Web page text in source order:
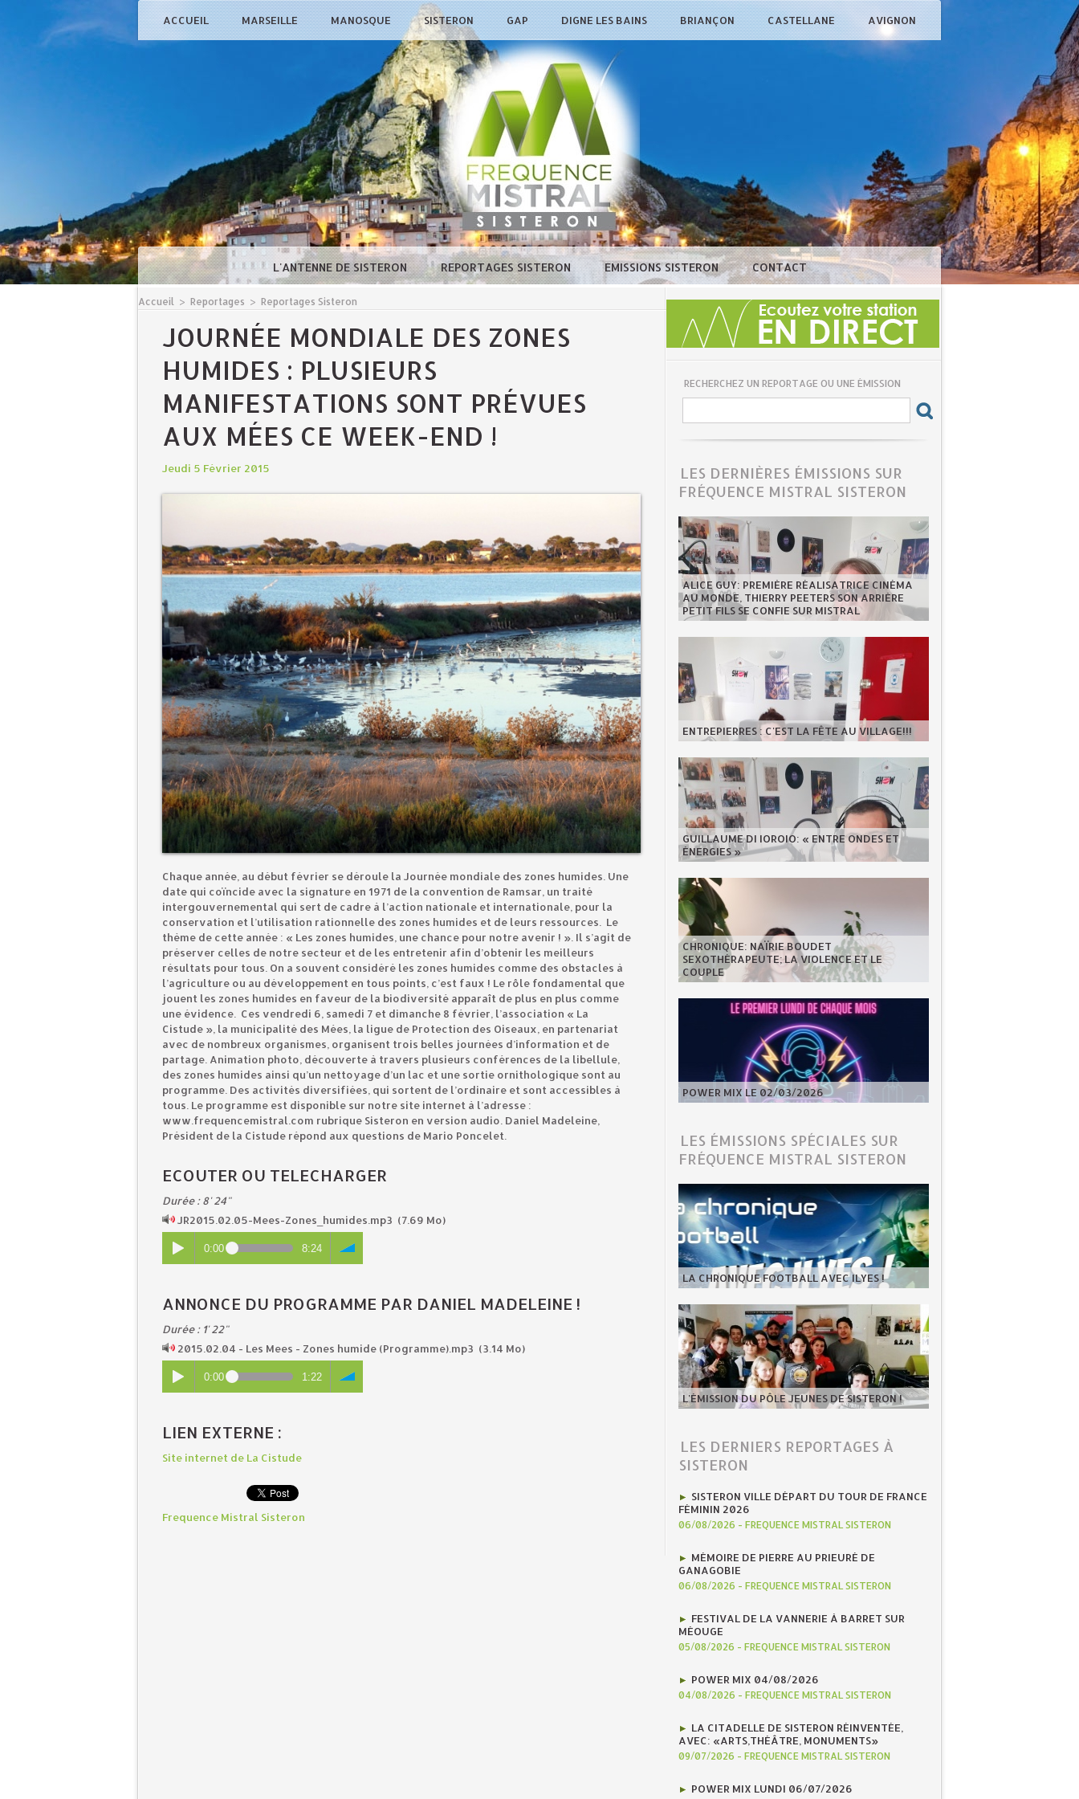
ACCUEIL MARSEILLE MANOSQUE SISTERON GAP DIGNE LES BAINS BRIANÇON CASTELLANE AVIGNON
L'ANTENNE DE SISTERON REPORTAGES SISTERON EMISSIONS SISTERON CONTACT
Accueil > Reportages > Reportages Sisteron
JOURNÉE MONDIALE DES ZONES
HUMIDES : PLUSIEURS
MANIFESTATIONS SONT PRÉVUES
AUX MÉES CE WEEK-END !
Jeudi 5 Février 2015
Chaque année, au début février se déroule la Journée mondiale des zones humides. Une
date qui coïncide avec la signature en 1971 de la convention de Ramsar, un traité
intergouvernemental qui sert de cadre à l’action nationale et internationale, pour la
conservation et l’utilisation rationnelle des zones humides et de leurs ressources. Le
thème de cette année : « Les zones humides, une chance pour notre avenir ! ». Il s’agit de
préserver celles de notre secteur et de les entretenir afin d’obtenir les meilleurs
résultats pour tous. On a souvent considéré les zones humides comme des obstacles à
l’agriculture ou au développement en tous points, c’est faux ! Le rôle fondamental que
jouent les zones humides en faveur de la biodiversité apparaît de plus en plus comme
une évidence. Ces vendredi 6, samedi 7 et dimanche 8 février, l’association « La
Cistude », la municipalité des Mées, la ligue de Protection des Oiseaux, en partenariat
avec de nombreux organismes, organisent trois belles journées d’information et de
partage. Animation photo, découverte à travers plusieurs conférences de la libellule,
des zones humides ainsi qu’un nettoyage d’un lac et une sortie ornithologique sont au
programme. Des activités diversifiées, qui sortent de l’ordinaire et sont accessibles à
tous. Le programme est disponible sur notre site internet à l’adresse :
www.frequencemistral.com rubrique Sisteron en version audio. Daniel Madeleine,
Président de la Cistude répond aux questions de Mario Poncelet.
ECOUTER OU TELECHARGER
Durée : 8' 24"
JR2015.02.05-Mees-Zones_humides.mp3 (7.69 Mo)
0:00 8:24
ANNONCE DU PROGRAMME PAR DANIEL MADELEINE !
Durée : 1' 22"
2015.02.04 - Les Mees - Zones humide (Programme).mp3 (3.14 Mo)
0:00 1:22
LIEN EXTERNE :
Site internet de La Cistude
Frequence Mistral Sisteron
RECHERCHEZ UN REPORTAGE OU UNE ÉMISSION
LES DERNIÈRES ÉMISSIONS SUR
FRÉQUENCE MISTRAL SISTERON
ALICE GUY: PREMIÈRE RÉALISATRICE CINÉMA
AU MONDE, THIERRY PEETERS SON ARRIÈRE
PETIT FILS SE CONFIE SUR MISTRAL
ENTREPIERRES : C'EST LA FÊTE AU VILLAGE!!!
GUILLAUME DI IOROIO: « ENTRE ONDES ET
ÉNERGIES »
CHRONIQUE: NAÏRIE BOUDET
SEXOTHÉRAPEUTE; LA VIOLENCE ET LE
COUPLE
POWER MIX LE 02/03/2026
LES ÉMISSIONS SPÉCIALES SUR
FRÉQUENCE MISTRAL SISTERON
LA CHRONIQUE FOOTBALL AVEC ILYES !
L'ÉMISSION DU PÔLE JEUNES DE SISTERON !
LES DERNIERS REPORTAGES À
SISTERON
SISTERON VILLE DÉPART DU TOUR DE FRANCE
FÉMININ 2026
06/08/2026 - FREQUENCE MISTRAL SISTERON
MÉMOIRE DE PIERRE AU PRIEURÉ DE
GANAGOBIE
06/08/2026 - FREQUENCE MISTRAL SISTERON
FESTIVAL DE LA VANNERIE À BARRET SUR
MÉOUGE
05/08/2026 - FREQUENCE MISTRAL SISTERON
POWER MIX 04/08/2026
04/08/2026 - FREQUENCE MISTRAL SISTERON
LA CITADELLE DE SISTERON RÉINVENTÉE,
AVEC: «ARTS,THÉÂTRE, MONUMENTS»
09/07/2026 - FREQUENCE MISTRAL SISTERON
POWER MIX LUNDI 06/07/2026